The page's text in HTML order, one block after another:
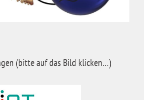
(bitte auf das Bild klicken…)